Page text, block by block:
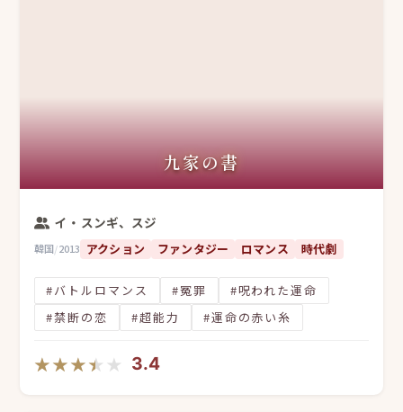
九家の書
イ・スンギ、スジ
韓国/2013 アクション ファンタジー ロマンス 時代劇
#バトルロマンス #冤罪
#呪われた運命
#禁断の恋
#超能力 #運命の赤い糸
★★★★★
★★★★★ 3.4